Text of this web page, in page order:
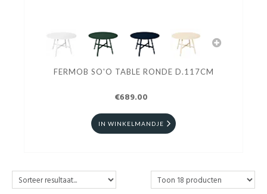
FERMOB SO'O TABLE RONDE D.117CM
€689.00
IN WINKELMANDJE